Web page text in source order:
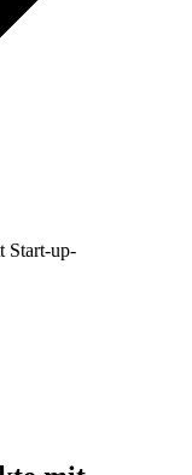
Start-up-